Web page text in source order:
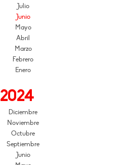
Julio
Junio
Mayo
Abril
Marzo
Febrero
Enero
2024
Diciembre
Noviembre
Octubre
Septiembre
Junio